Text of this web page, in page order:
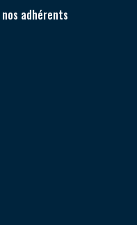
adhérents